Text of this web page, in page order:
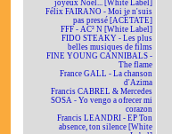
joyeux Noël... [White Label]
Félix FAIRANO - Moi je n'suis
pas pressé [ACÉTATE]
FFF - AC² N [White Label]
FIDO STEAKY - Les plus
belles musiques de films
FINE YOUNG CANNIBALS -
The flame
France GALL - La chanson
d'Azima
Francis CABREL & Mercedes
SOSA - Yo vengo a ofrecer mi
corazon
Francis LEANDRI - EP Ton
absence, ton silence [White